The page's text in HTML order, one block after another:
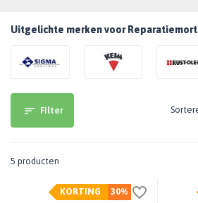
Uitgelichte merken voor
Filter
5 producten
30%
KORTING